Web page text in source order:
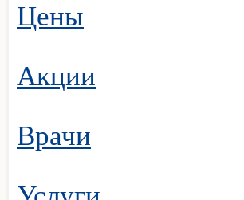
Цены
Акции
Врачи